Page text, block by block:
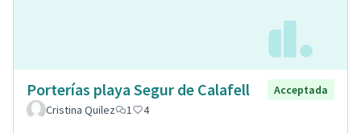
Porterías playa Segur de Calafell
Acceptada
Cristina Quilez
1 4